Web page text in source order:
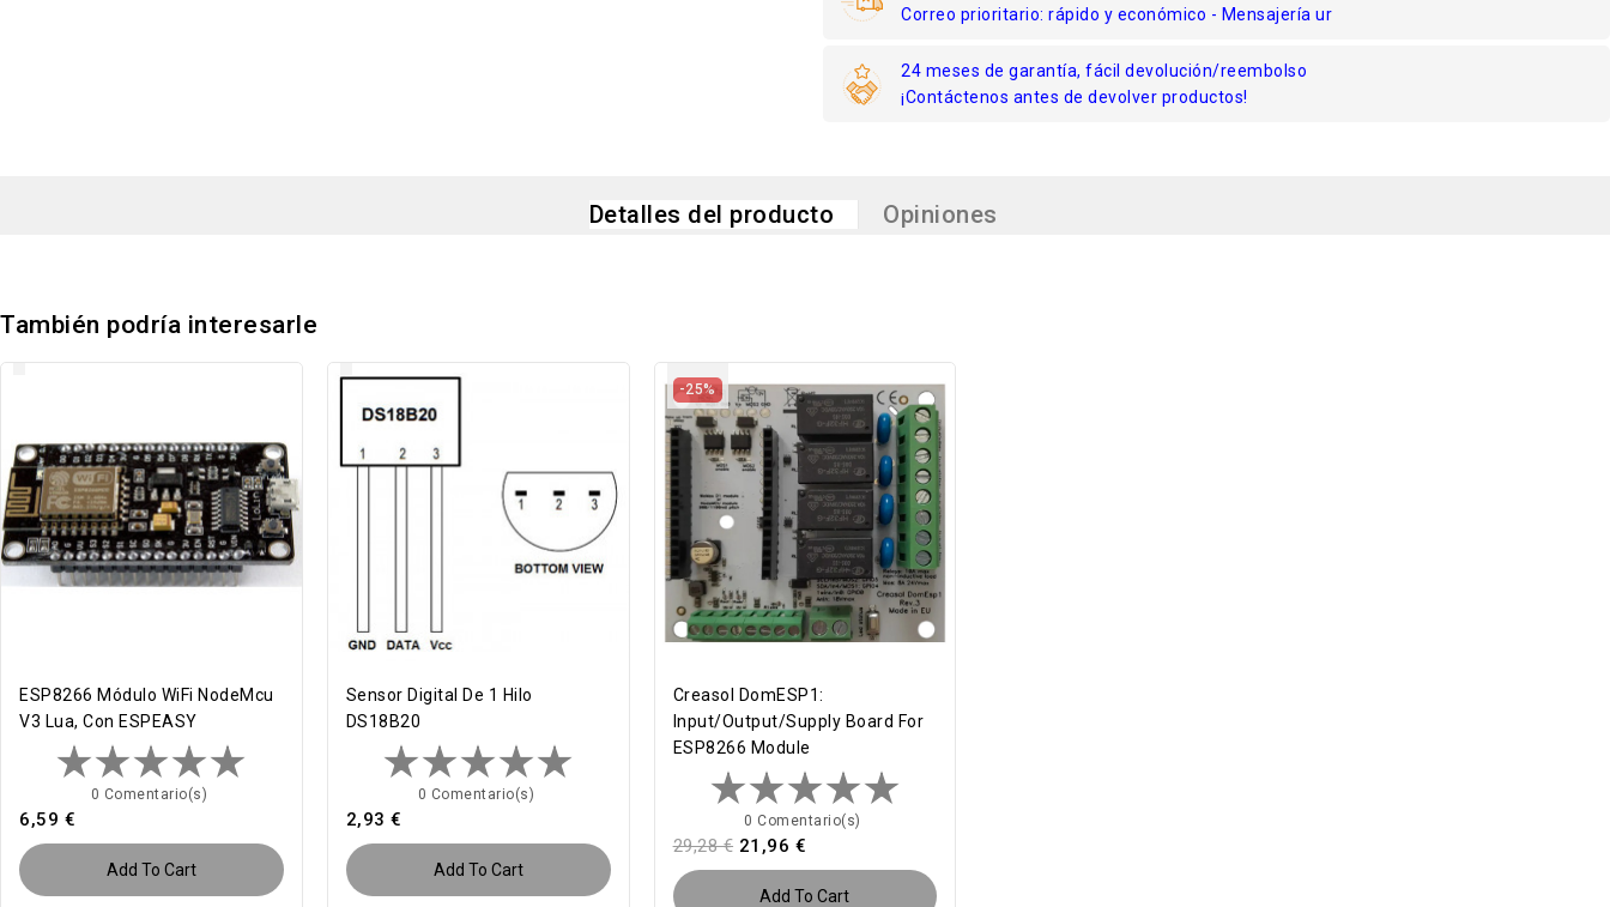
Correo prioritario: rápido y económico - Mensajería ur
24 meses de garantía, fácil devolución/reembolso
¡Contáctenos antes de devolver productos!
Detalles del producto Opiniones
También podría interesarle
ESP8266 Módulo WiFi NodeMcu
V3 Lua, Con ESPEASY
0 Comentario(s)
6,59 €
Add To Cart
Sensor Digital De 1 Hilo
DS18B20
0 Comentario(s)
2,93 €
Add To Cart
Creasol DomESP1:
Input/output/supply Board For
ESP8266 Module
0 Comentario(s)
29,28 € 21,96 €
Add To Cart
-25%